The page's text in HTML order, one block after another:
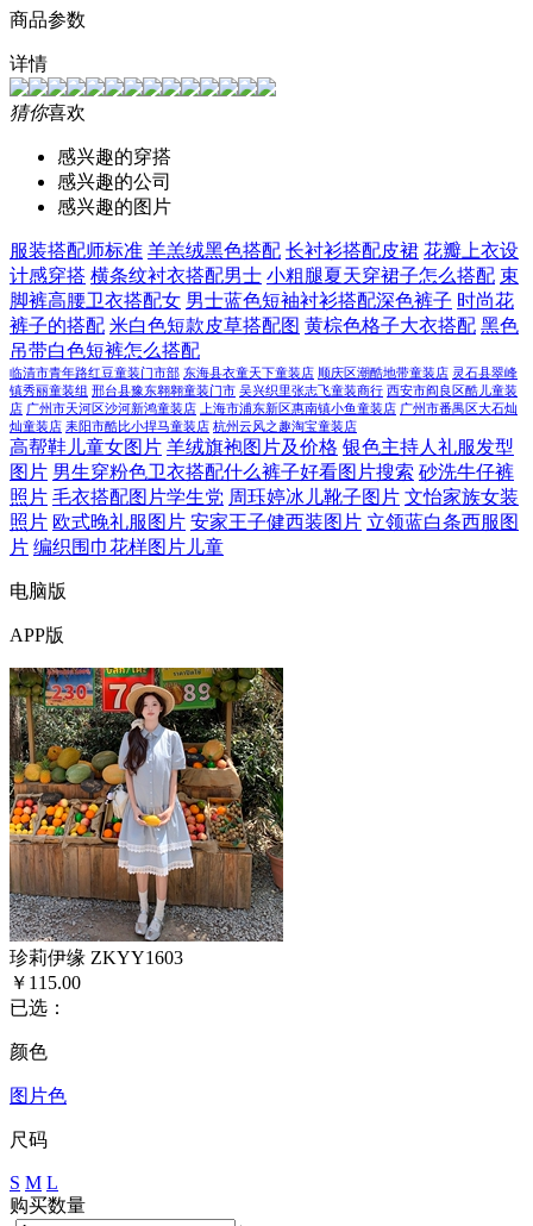
商品参数
详情
猜你喜欢
感兴趣的穿搭
感兴趣的公司
感兴趣的图片
服装搭配师标准 羊羔绒黑色搭配 长衬衫搭配皮裙 花瓣上衣设
计感穿搭 横条纹衬衣搭配男士 小粗腿夏天穿裙子怎么搭配 束
脚裤高腰卫衣搭配女 男士蓝色短袖衬衫搭配深色裤子 时尚花
裤子的搭配 米白色短款皮草搭配图 黄棕色格子大衣搭配 黑色
吊带白色短裤怎么搭配
临清市青年路红豆童装门市部 东海县衣童天下童装店 顺庆区潮酷地带童装店 灵石县翠峰
镇秀丽童装组 邢台县豫东翱翱童装门市 吴兴织里张志飞童装商行 西安市阎良区酷儿童装
店 广州市天河区沙河新鸿童装店 上海市浦东新区惠南镇小鱼童装店 广州市番禺区大石灿
灿童装店 耒阳市酷比小捍马童装店 杭州云风之趣淘宝童装店
高帮鞋儿童女图片 羊绒旗袍图片及价格 银色主持人礼服发型
图片 男生穿粉色卫衣搭配什么裤子好看图片搜索 砂洗牛仔裤
照片 毛衣搭配图片学生党 周珏婷冰儿靴子图片 文怡家族女装
照片 欧式晚礼服图片 安家王子健西装图片 立领蓝白条西服图
片 编织围巾花样图片儿童
电脑版
APP版
珍莉伊缘 ZKYY1603
￥115.00
已选：
颜色
图片色
尺码
S M L
购买数量